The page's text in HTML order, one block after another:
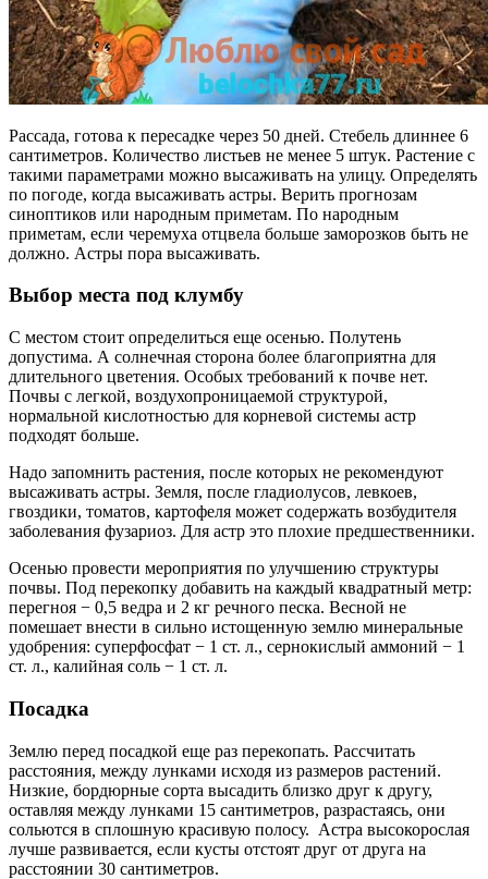
Рассада, готова к пересадке через 50 дней. Стебель длиннее 6
сантиметров. Количество листьев не менее 5 штук. Растение с
такими параметрами можно высаживать на улицу. Определять
по погоде, когда высаживать астры. Верить прогнозам
синоптиков или народным приметам. По народным
приметам, если черемуха отцвела больше заморозков быть не
должно. Астры пора высаживать.
Выбор места под клумбу
С местом стоит определиться еще осенью. Полутень
допустима. А солнечная сторона более благоприятна для
длительного цветения. Особых требований к почве нет.
Почвы с легкой, воздухопроницаемой структурой,
нормальной кислотностью для корневой системы астр
подходят больше.
Надо запомнить растения, после которых не рекомендуют
высаживать астры. Земля, после гладиолусов, левкоев,
гвоздики, томатов, картофеля может содержать возбудителя
заболевания фузариоз. Для астр это плохие предшественники.
Осенью провести мероприятия по улучшению структуры
почвы. Под перекопку добавить на каждый квадратный метр:
перегноя − 0,5 ведра и 2 кг речного песка. Весной не
помешает внести в сильно истощенную землю минеральные
удобрения: суперфосфат − 1 ст. л., сернокислый аммоний − 1
ст. л., калийная соль − 1 ст. л.
Посадка
Землю перед посадкой еще раз перекопать. Рассчитать
расстояния, между лунками исходя из размеров растений.
Низкие, бордюрные сорта высадить близко друг к другу,
оставляя между лунками 15 сантиметров, разрастаясь, они
сольются в сплошную красивую полосу. Астра высокорослая
лучше развивается, если кусты отстоят друг от друга на
расстоянии 30 сантиметров.